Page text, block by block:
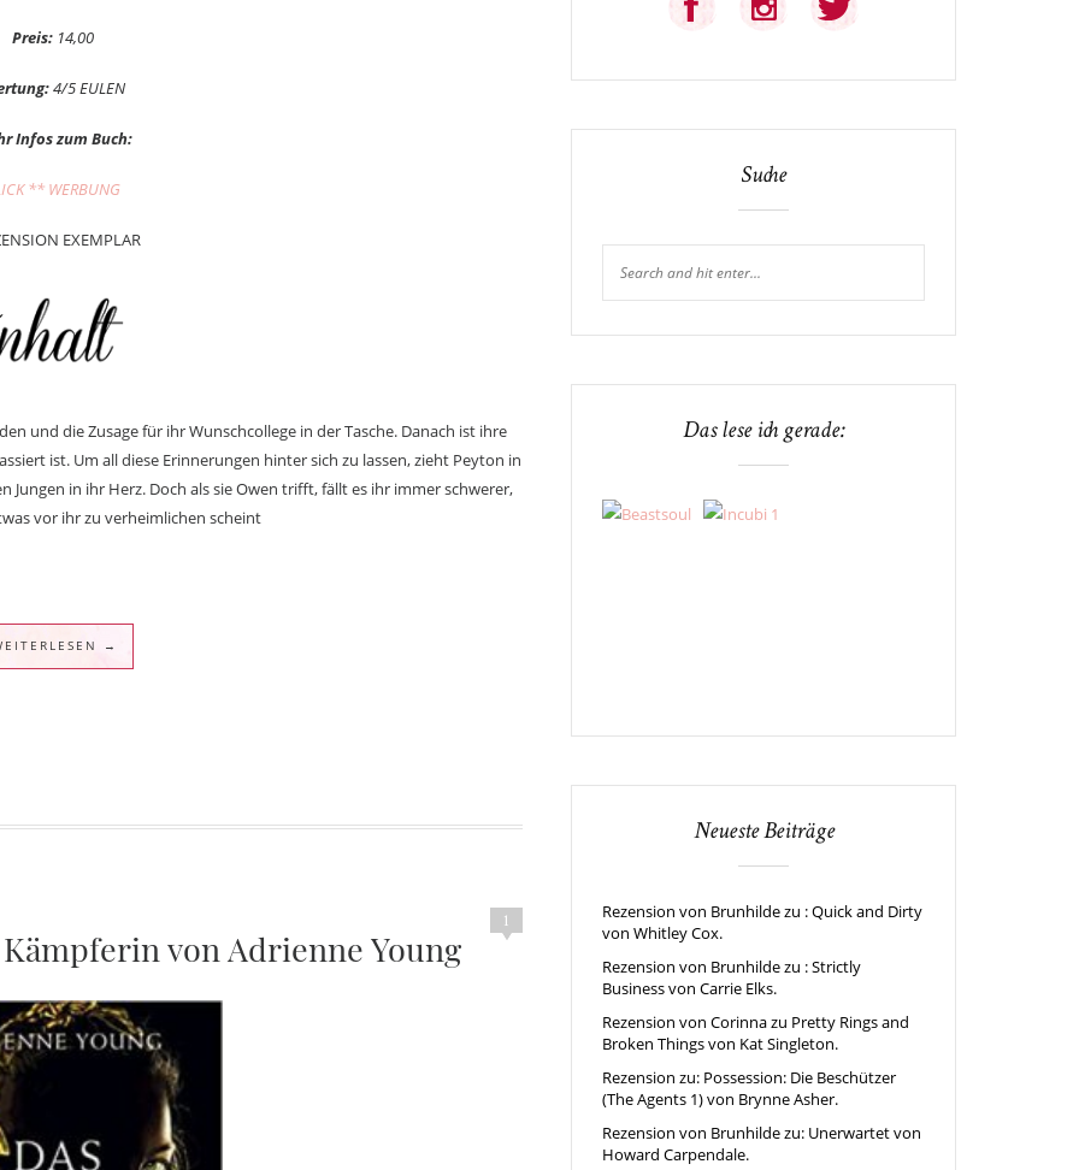
Preis: 14,00
4/5 EULEN
Infos zum Buch:
** WERBUNG
EXEMPLAR
und die Zusage für ihr Wunschcollege in der Tasche. Danach ist ihre
ist. Um all diese Erinnerungen hinter sich zu lassen, zieht Peyton in
Jungen in ihr Herz. Doch als sie Owen trifft, fällt es ihr immer schwerer,
vor ihr zu verheimlichen scheint
→
1
von Adrienne Young
Suche
Das lese ich gerade:
Neueste Beiträge
Rezension von Brunhilde zu : Quick and Dirty
von Whitley Cox.
Rezension von Brunhilde zu : Strictly
Business von Carrie Elks.
Rezension von Corinna zu Pretty Rings and
Broken Things von Kat Singleton.
Rezension zu: Possession: Die Beschützer
(The Agents 1) von Brynne Asher.
Rezension von Brunhilde zu: Unerwartet von
Howard Carpendale.